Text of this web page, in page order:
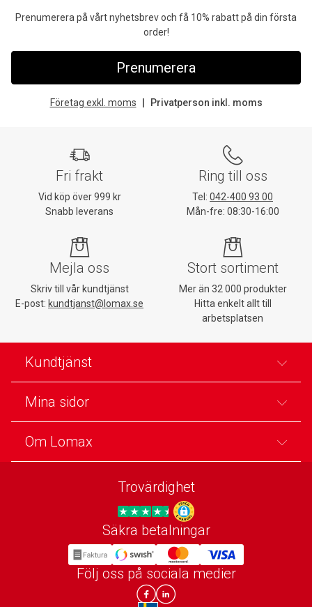
Prenumerera på vårt nyhetsbrev och få 10% rabatt på din första
order!
Prenumerera
Företag exkl. moms Privatperson inkl. moms
Fri frakt
Vid köp över 999 kr
Snabb leverans
Ring till oss
Tel: 042-400 93 00
Mån-fre: 08:30-16:00
Mejla oss
Skriv till vår kundtjänst
E-post: kundtjanst@lomax.se
Stort sortiment
Mer än 32 000 produkter
Hitta enkelt allt till
arbetsplatsen
Kundtjänst
Mina sidor
Om Lomax
Trovärdighet
Trygg E-handel
Säkra betalningar
Följ oss på sociala medier
Lomax DK Facebook
Lomax SE LinkIn